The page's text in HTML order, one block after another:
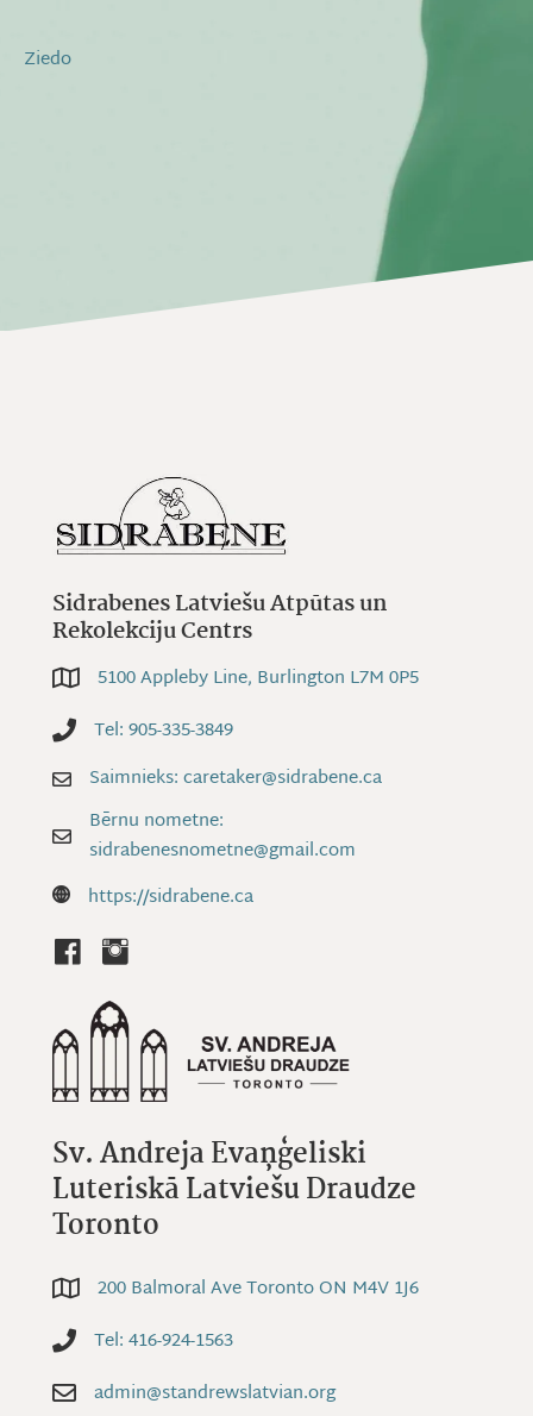
Ziedo
Sv. Andreja Evaņģeliski
Luteriskā Latviešu Draudze
Toronto
200 Balmoral Ave Toronto ON M4V 1J6
200 Balmoral Ave Toronto ON M4V 1J6
Tel: 416-924-1563
Tel: 416-924-1563
Email: admin@standrewslatvian.org
admin@standrewslatvian.org
Sidrabenes Latviešu Atpūtas un
Rekolekciju Centrs
5100 Appleby Line, Burlington L7M 0P5
5100 Appleby Line, Burlington L7M 0P5
Tel: 905-335-3849
Tel: 905-335-3849
Saimnieks: caretaker@sidrabene.ca
Saimnieks: caretaker@sidrabene.ca
Bērnu nometne: sidrabenesnometne@gmail.com
Bērnu nometne:
sidrabenesnometne@gmail.com
Website: https://sidrabene.ca
https://sidrabene.ca